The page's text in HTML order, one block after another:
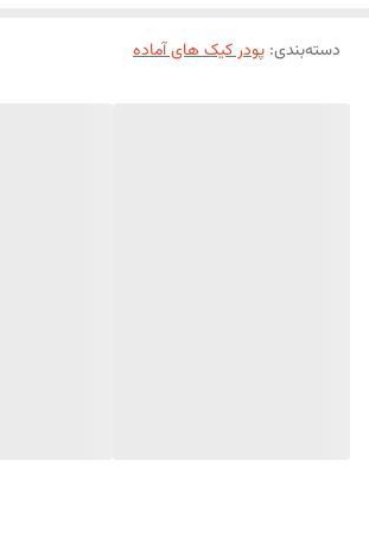
دسته‌بندی: پودر کیک های آماده